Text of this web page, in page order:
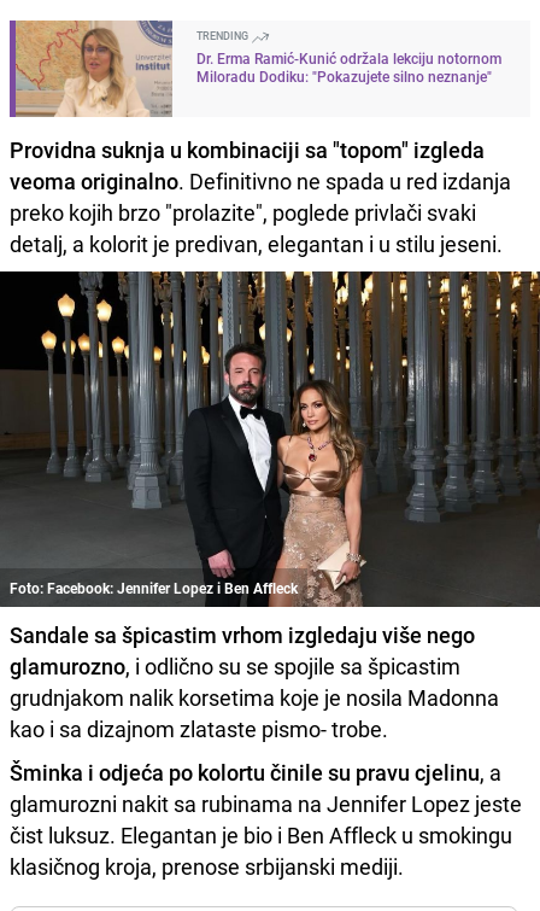
TRENDING
Dr. Erma Ramić-Kunić održala lekciju notornom
Miloradu Dodiku: "Pokazujete silno neznanje"
Providna suknja u kombinaciji sa "topom" izgleda
veoma originalno. Definitivno ne spada u red izdanja
preko kojih brzo "prolazite", poglede privlači svaki
detalj, a kolorit je predivan, elegantan i u stilu jeseni.
Foto: Facebook: Jennifer Lopez i Ben Affleck
Sandale sa špicastim vrhom izgledaju više nego
glamurozno, i odlično su se spojile sa špicastim
grudnjakom nalik korsetima koje je nosila Madonna
kao i sa dizajnom zlataste pismo- trobe.
Šminka i odjeća po kolortu činile su pravu cjelinu, a
glamurozni nakit sa rubinama na Jennifer Lopez jeste
čist luksuz. Elegantan je bio i Ben Affleck u smokingu
klasičnog kroja, prenose srbijanski mediji.